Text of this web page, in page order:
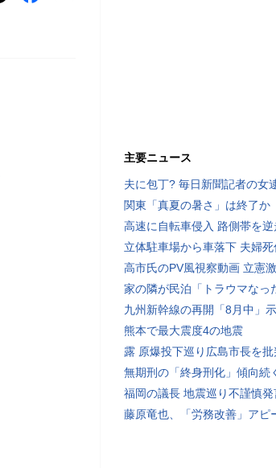
主要ニュース
夫に包丁? 毎日新聞記者の女
関東「真夏の暑さ」は終了か
高速に自転車侵入 路側帯を逆
立体駐車場から車落下 夫婦死
高市氏のPV風視察動画 立憲
家の隣が民泊「トラウマなっ
九州新幹線の再開「8月中」
熊本で最大震度4の地震
露 原爆投下巡り広島市長を批
無期刑の「終身刑化」傾向続
福岡の議長 地震巡り不謹慎発
藤原竜也、「労務改善」アピ